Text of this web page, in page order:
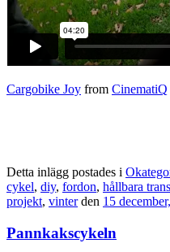
Cargobike Joy from CinematiQ
Detta inlägg postades i
cykel, diy, fordon, hållbara
projekt, vinterden 15
Pannkakscykeln